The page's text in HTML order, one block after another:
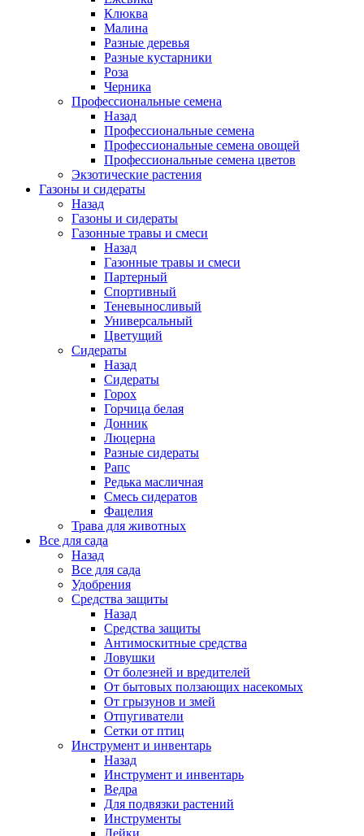
Клюква
Малина
Разные деревья
Разные кустарники
Роза
Черника
Профессиональные семена
Назад
Профессиональные семена
Профессиональные семена овощей
Профессиональные семена цветов
Экзотические растения
Газоны и сидераты
Назад
Газоны и сидераты
Газонные травы и смеси
Назад
Газонные травы и смеси
Партерный
Спортивный
Теневыносливый
Универсальный
Цветущий
Сидераты
Назад
Сидераты
Горох
Горчица белая
Донник
Люцерна
Разные сидераты
Рапс
Редька масличная
Смесь сидератов
Фацелия
Трава для животных
Все для сада
Назад
Все для сада
Удобрения
Средства защиты
Назад
Средства защиты
Антимоскитные средства
Ловушки
От болезней и вредителей
От бытовых ползающих насекомых
От грызунов и змей
Отпугиватели
Сетки от птиц
Инструмент и инвентарь
Назад
Инструмент и инвентарь
Ведра
Для подвязки растений
Инструменты
Лейки